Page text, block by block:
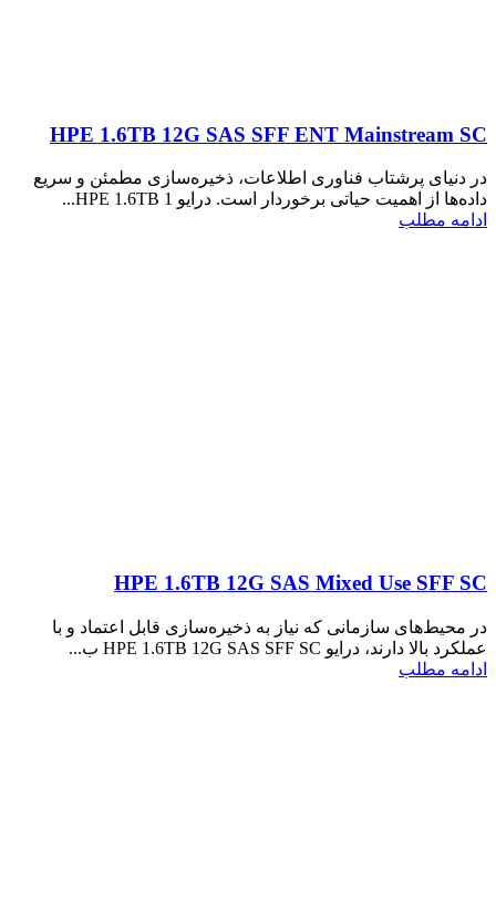
HPE 1.6TB 12G SAS SFF ENT Mainstream SC
در دنیای پرشتاب فناوری اطلاعات، ذخیره‌سازی مطمئن و سریع
داده‌ها از اهمیت حیاتی برخوردار است. درایو HPE 1.6TB 1...
ادامه مطلب
HPE 1.6TB 12G SAS Mixed Use SFF SC
در محیط‌های سازمانی که نیاز به ذخیره‌سازی قابل اعتماد و با
عملکرد بالا دارند، درایو HPE 1.6TB 12G SAS SFF SC ب...
ادامه مطلب